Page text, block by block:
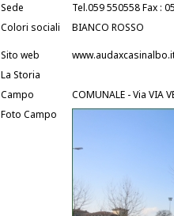
Sede
Tel.059 550558 Fax :
Colori sociali
BIANCO ROSSO
Sito web
La Storia
Campo
COMUNALE - Via VIA
Foto Campo